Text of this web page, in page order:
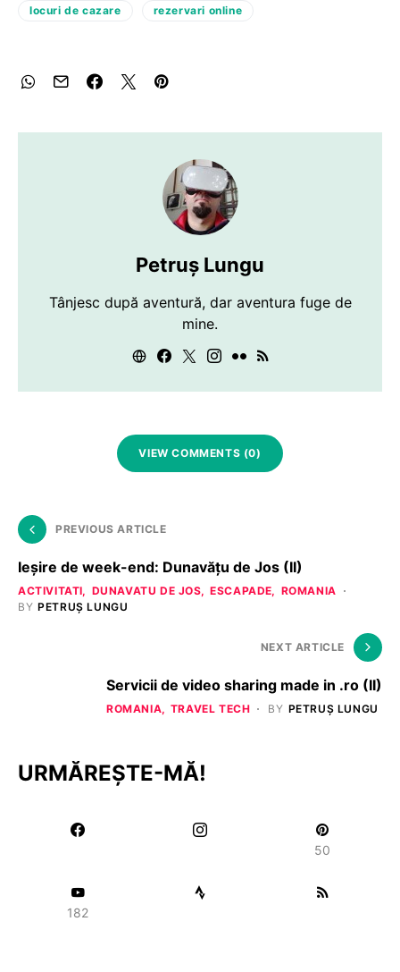
locuri de cazare rezervari online
Petruș Lungu
Tânjesc după aventură, dar aventura fuge de
mine.
VIEW COMMENTS (0)
PREVIOUS ARTICLE
Ieşire de week-end: Dunavăţu de Jos (II)
ACTIVITATI DUNAVATU DE JOS ESCAPADE
ROMANIA
BY PETRUȘ LUNGU
NEXT ARTICLE
Servicii de video sharing made in .ro (II)
ROMANIA TRAVEL TECH BY PETRUȘ LUNGU
URMĂREȘTE-MĂ!
50
182